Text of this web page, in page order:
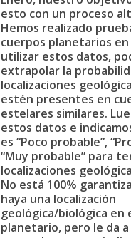
esto con un proceso
Hemos realizado
cuerpos planetarios
utilizar estos datos,
extrapolar la
localizaciones
estén presentes en
estelares similares.
estos datos e
es “Poco probable”,
“Muy probable” para
localizaciones
No está 100%
haya una localización
geológica/biológica en
planetario, pero le da a